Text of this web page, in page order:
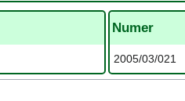
Numer
2005/03/021